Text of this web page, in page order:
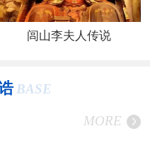
闾山李夫人传说
BASE
MORE